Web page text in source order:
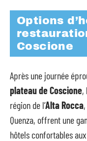
Options
Coscione
Après une journée
plateau de Coscione,
région de l’Alta Rocca
Quenza, offrent une
hôtels confortables aux